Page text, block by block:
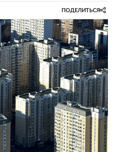
ПОДЕЛИТЬСЯ